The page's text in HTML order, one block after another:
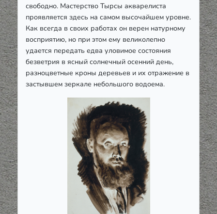
свободно. Мастерство Тырсы акварелиста
проявляется здесь на самом высочайшем уровне.
Как всегда в своих работах он верен натурному
восприятию, но при этом ему великолепно
удается передать едва уловимое состояния
безветрия в ясный солнечный осенний день,
разноцветные кроны деревьев и их отражение в
застывшем зеркале небольшого водоема.